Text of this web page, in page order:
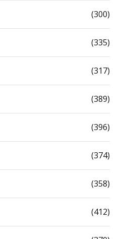
(300)
(335)
(317)
(389)
(396)
(374)
(358)
(412)